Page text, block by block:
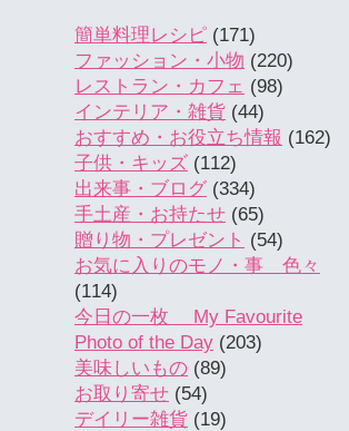
簡単料理レシピ (171)
ファッション・小物 (220)
レストラン・カフェ (98)
インテリア・雑貨 (44)
おすすめ・お役立ち情報 (162)
子供・キッズ (112)
出来事・ブログ (334)
手土産・お持たせ (65)
贈り物・プレゼント (54)
お気に入りのモノ・事 色々
(114)
今日の一枚 My Favourite
Photo of the Day (203)
美味しいもの (89)
お取り寄せ (54)
デイリー雑貨 (19)